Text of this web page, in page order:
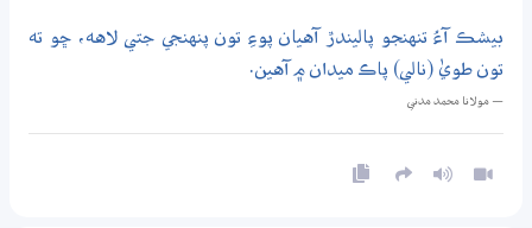
بيشڪ آءُ تنهنجو پاليندڙ آهيان پوءِ تون پنهنجي جتي لاهه، ڇو ته
تون طويٰ (نالي) پاڪ ميدان ۾ آهين.
— مولانا محمد مدني